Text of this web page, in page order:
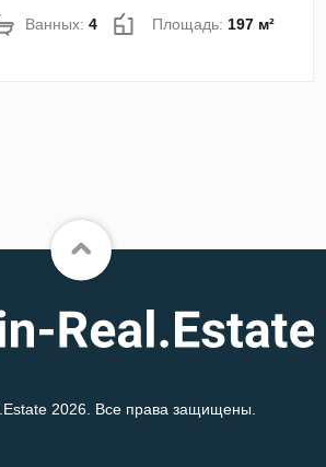
Ванных:4 Площадь: 197 м²
2026. Все права защищены.